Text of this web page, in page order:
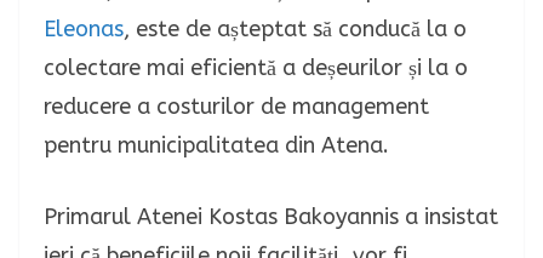
Eleonas, este de așteptat să conducă la o
colectare mai eficientă a deșeurilor și la o
reducere a costurilor de management
pentru municipalitatea din Atena.
Primarul Atenei Kostas Bakoyannis a insistat